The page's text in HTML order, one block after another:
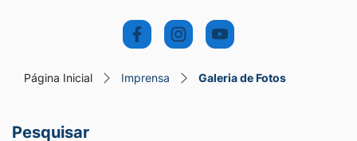
Página Inicial Imprensa Galeria de Fotos
Pesquisar